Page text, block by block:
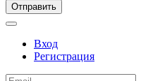
Отправить
Вход
Регистрация